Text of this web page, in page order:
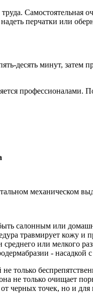
Самостоятельная
перчатки или
десять минут, затем
профессионалами.
механическом
салонным или
травмирует кожу и
или мелкого
-
только
не только очищает
черных точек, но и